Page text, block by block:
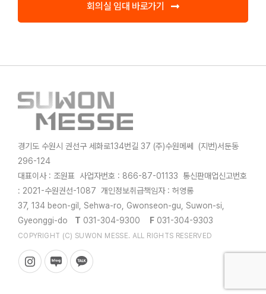
회의실 임대 바로가기
경기도 수원시 권선구 세화로134번길 37 (주)수원메쎄 (지번)서둔동
296-124
대표이사 : 조원표 사업자번호 : 866-87-01133 통신판매업신고번호
: 2021-수원권선-1087 개인정보취급책임자 : 허영롱
37, 134 beon-gil, Sehwa-ro, Gwonseon-gu, Suwon-si,
Gyeonggi-do T 031-304-9300 F 031-304-9303
COPYRIGHT (C) SUWON MESSE. ALL RIGHTS RESERVED